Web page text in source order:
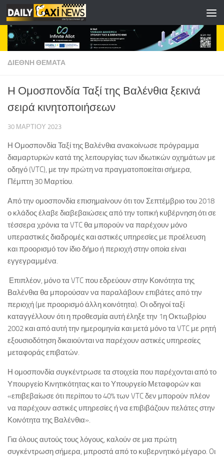
Skip to content
ΔΙΕΘΝΗ ΘΕΜΑΤΑ
Η Ομοσπονδία Ταξί της Βαλένθια ξεκινά
σειρά κινητοποιήσεων
30 ΜΑΡΤΊΟΥ 2023
Η Ομοσπονδία Ταξί της Βαλένθια ανακοίνωσε πρόγραμμα
διαμαρτυριών κατά της λειτουργίας των ιδιωτικών οχημάτων με
οδηγό (VTC), με την πρώτη να πραγματοποιείται σήμερα,
Πέμπτη 30 Μαρτίου.
Από την ομοσπονδία επισημαίνουν ότι τον Σεπτέμβριο του 2018
ο κλάδος έλαβε διαβεβαιώσεις από την τοπική κυβέρνηση ότι σε
τέσσερα χρόνια τα VTC θα μπορούν να παρέχουν μόνο
υπεραστικές διαδρομές και αστικές υπηρεσίες με προέλευση
και προορισμό τον ίδιο δήμο ή περιοχή στην οποία είναι
εγγεγραμμένα.
Επιπλέον, μόνο τα VTC που εδρεύουν στην Κοινότητα της
Βαλένθια θα μπορούσαν να παραλάβουν επιβάτες από την
περιοχή (με προορισμό άλλη κοινότητα). Οι οδηγοί ταξί
καταγγέλλουν ότι η προθεσμία αυτή έληξε την 1η Οκτωβρίου
2002 και από αυτή την ημερομηνία και μετά μόνο τα VTC με ρητή
εξουσιοδότηση δικαιούνται να παρέχουν αστικές υπηρεσίες
μεταφοράς επιβατών.
Η ομοσπονδία συγκέντρωσε τα στοιχεία που παρέχονται από το
Υπουργείο Κινητικότητας και το Υπουργείο Μεταφορών και
«επιβεβαίωσε ότι περίπου το 40% των VTC δεν μπορούν πλέον
να παρέχουν αστικές υπηρεσίες ή να επιβιβάζουν πελάτες στην
Κοινότητα της Βαλένθια».
Για όλους αυτούς τους λόγους, καλούν σε μια πρώτη
συγκέντρωση σήμερα, μπροστά από το κυβερνητικό μέγαρο. Oι